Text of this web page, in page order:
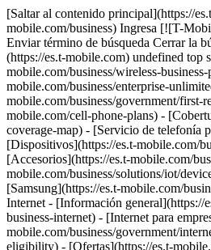
[Saltar al contenido principal](https://es.t-mobile.com#content-main) [![T-Mobile Para Empresas](https://es.t-mobile.com/content/dam/t-mobile/ntm/branding/icons/iconography/tmo-business.svg)](https://es.t-mobile.com/business) Ingresa [![T-Mobile Para Empresas](https://es.t-mobile.com/content/dam/t-mobile/ntm/branding/icons/iconography/tmo-business.svg)](https://es.t-mobile.com/business) Buscar Buscar Enviar término de búsqueda Cerrar la búsqueda RECENT0 recent searches POPULAR0 popular search suggestions Categoríasundefined categories Sugerencias0 search suggestions TOP SUGGESTIONS - [](https://es.t-mobile.com) undefined top suggestions - [Planes](https://es.t-mobile.com/business/wireless-business-plans) Planes - Planes - [Planes telefónicos para empresas](https://es.t-mobile.com/business/wireless-business-plans) - [Planes de datos para empresas](https://es.t-mobile.com/business/plans/business-unlimited-data-plans) - [Enterprise Unlimited](https://es.t-mobile.com/business/enterprise-unlimited-plans) - [Internet para empresas](https://es.t-mobile.com/business/business-internet) - [Agencia de servicios de emergencia](https://es.t-mobile.com/business/government/first-responders-connecting-heroes) - [Beneficios para viajes](https://es.t-mobile.com/business/plans/travel-benefits) - [Planes telefónicos para consumidores](https://es.t-mobile.com/cell-phone-plans) - [Cobertura](https://es.t-mobile.com/business/5g) Cobertura - [Red 5G](https://es.t-mobile.com/business/5g) - [Mapa de cobertura 5G y 4G](https://es.t-mobile.com/business/5g/5g-coverage-map) - [Servicio de telefonía por satélite](https://es.t-mobile.com/business/starlink-satellite-phone-service) - [Prueba nuestra red 5G](https://es.t-mobile.com/business/offers/free-network-trial) - [Dispositivos](https://es.t-mobile.com/business/